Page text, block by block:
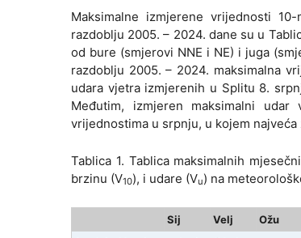
Maksimalne izmjerene vrijednosti
razdoblju 2005. – 2024. dane su u
od bure (smjerovi NNE i NE) i juga
razdoblju 2005. – 2024. maksimalna
udara vjetra izmjerenih u Splitu 8.
Međutim, izmjeren maksimalni
vrijednostima u srpnju, u kojem
Tablica 1. Tablica maksimalnih
brzinu (V10), i udare (Vu) na
Sij Velj Ožu